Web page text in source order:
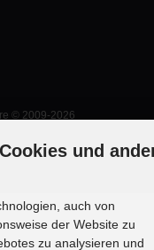
© 2009-2026
und
auch von
der Website zu
zu analysieren und